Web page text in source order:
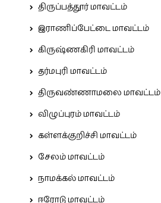
திருப்பத்தூர் மாவட்டம்
இராணிப்பேட்டை மாவட்டம்
கிருஷ்ணகிரி மாவட்டம்
தர்மபுரி மாவட்டம்
திருவண்ணாமலை மாவட்டம்
விழுப்புரம் மாவட்டம்
கள்ளக்குறிச்சி மாவட்டம்
சேலம் மாவட்டம்
நாமக்கல் மாவட்டம்
ஈரோடு மாவட்டம்